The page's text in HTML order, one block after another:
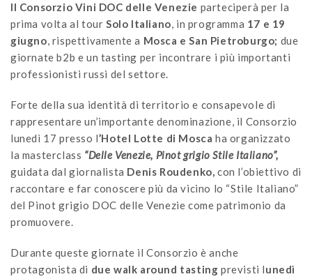
Il Consorzio Vini DOC delle Venezie parteciperà per la
prima volta al tour Solo Italiano, in programma 17 e 19
giugno, rispettivamente a Mosca e San Pietroburgo; due
giornate b2b e un tasting per incontrare i più importanti
professionisti russi del settore.
Forte della sua identità di territorio e consapevole di
rappresentare un’importante denominazione, il Consorzio
lunedì 17 presso l’Hotel Lotte di Mosca ha organizzato
la masterclass “Delle Venezie, Pinot grigio Stile Italiano”,
guidata dal giornalista Denis Roudenko, con l’obiettivo di
raccontare e far conoscere più da vicino lo “Stile Italiano”
del Pinot grigio DOC delle Venezie come patrimonio da
promuovere.
Durante queste giornate il Consorzio è anche
protagonista di due walk around tasting previsti lunedì